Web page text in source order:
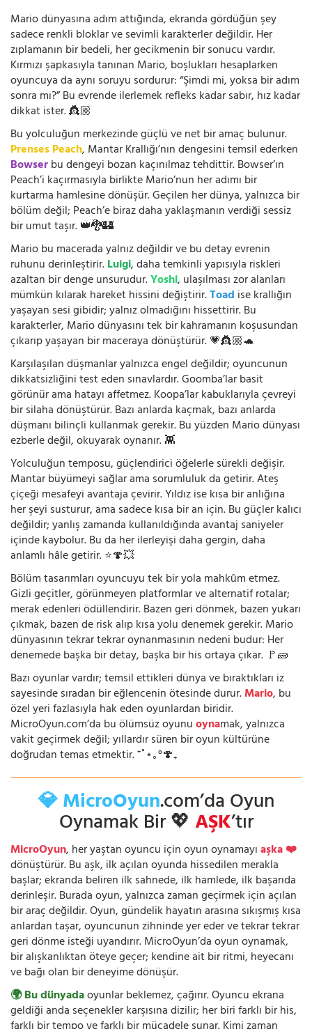
Mario dünyasına adım attığında, ekranda gördüğün şey
sadece renkli bloklar ve sevimli karakterler değildir. Her
zıplamanın bir bedeli, her gecikmenin bir sonucu vardır.
Kırmızı şapkasıyla tanınan Mario, boşlukları hesaplarken
oyuncuya da aynı soruyu sordurur: “Şimdi mi, yoksa bir adım
sonra mı?” Bu evrende ilerlemek refleks kadar sabır, hız kadar
dikkat ister. 👸🏼
Bu yolculuğun merkezinde güçlü ve net bir amaç bulunur.
Prenses Peach, Mantar Krallığı’nın dengesini temsil ederken
Bowserbu dengeyi bozan kaçınılmaz tehdittir. Bowser’ın
Peach’i kaçırmasıyla birlikte Mario’nun her adımı bir
kurtarma hamlesine dönüşür. Geçilen her dünya, yalnızca bir
bölüm değil; Peach’e biraz daha yaklaşmanın verdiği sessiz
bir umut taşır. 👑🐉🏰
Mario bu macerada yalnız değildir ve bu detay evrenin
ruhunu derinleştirir.Luigi, daha temkinli yapısıyla riskleri
azaltan bir denge unsurudur.Yoshi, ulaşılması zor alanları
mümkün kılarak hareket hissini değiştirir.Toad ise krallığın
yaşayan sesi gibidir; yalnız olmadığını hissettirir. Bu
karakterler, Mario dünyasını tek bir kahramanın koşusundan
çıkarıp yaşayan bir maceraya dönüştürür. 💗👸🏼🐢
Karşılaşılan düşmanlar yalnızca engel değildir; oyuncunun
dikkatsizliğini test eden sınavlardır. Goomba’lar basit
görünür ama hatayı affetmez. Koopa’lar kabuklarıyla çevreyi
bir silaha dönüştürür. Bazı anlarda kaçmak, bazı anlarda
düşmanı bilinçli kullanmak gerekir. Bu yüzden Mario dünyası
ezberle değil, okuyarak oynanır. 👾
Yolculuğun temposu, güçlendirici öğelerle sürekli değişir.
Mantar büyümeyi sağlar ama sorumluluk da getirir. Ateş
çiçeği mesafeyi avantaja çevirir. Yıldız ise kısa bir anlığına
her şeyi susturur, ama sadece kısa bir an için. Bu güçler kalıcı
değildir; yanlış zamanda kullanıldığında avantaj saniyeler
içinde kaybolur. Bu da her ilerleyişi daha gergin, daha
anlamlı hâle getirir. ⭐🍄💥
Bölüm tasarımları oyuncuyu tek bir yola mahkûm etmez.
Gizli geçitler, görünmeyen platformlar ve alternatif rotalar;
merak edenleri ödüllendirir. Bazen geri dönmek, bazen yukarı
çıkmak, bazen de risk alıp kısa yolu denemek gerekir. Mario
dünyasının tekrar tekrar oynanmasının nedeni budur: Her
denemede başka bir detay, başka bir his ortaya çıkar. 🚩🧱
Bazı oyunlar vardır; temsil ettikleri dünya ve bıraktıkları iz
sayesinde sıradan bir eğlencenin ötesinde durur.Mario, bu
özel yeri fazlasıyla hak eden oyunlardan biridir.
MicroOyun.com’da bu ölümsüz oyunuoynamak, yalnızca
vakit geçirmek değil; yıllardır süren bir oyun kültürüne
doğrudan temas etmektir. ⁺˚⋆｡°🍄₊
💎 MicroOyun.com’da Oyun
Oynamak Bir 💖AŞK’tır
MicroOyun, her yaştan oyuncu için oyun oynamayıaşka ❤️
dönüştürür. Bu aşk, ilk açılan oyunda hissedilen merakla
başlar; ekranda beliren ilk sahnede, ilk hamlede, ilk başarıda
derinleşir. Burada oyun, yalnızca zaman geçirmek için açılan
bir araç değildir. Oyun, gündelik hayatın arasına sıkışmış kısa
anlardan taşar, oyuncunun zihninde yer eder ve tekrar tekrar
geri dönme isteği uyandırır. MicroOyun’da oyun oynamak,
bir alışkanlıktan öteye geçer; kendine ait bir ritmi, heyecanı
ve bağı olan bir deneyime dönüşür.
🌍 Bu dünyadaoyunlar beklemez, çağırır. Oyuncu ekrana
geldiği anda seçenekler karşısına dizilir; her biri farklı bir his,